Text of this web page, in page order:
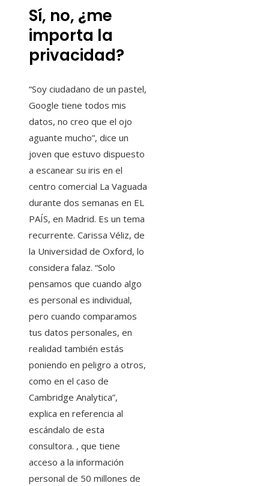
Sí, no, ¿me
importa la
privacidad?
“Soy ciudadano de un pastel,
Google tiene todos mis
datos, no creo que el ojo
aguante mucho”, dice un
joven que estuvo dispuesto
a escanear su iris en el
centro comercial La Vaguada
durante dos semanas en EL
PAÍS, en Madrid. Es un tema
recurrente. Carissa Véliz, de
la Universidad de Oxford, lo
considera falaz. “Solo
pensamos que cuando algo
es personal es individual,
pero cuando comparamos
tus datos personales, en
realidad también estás
poniendo en peligro a otros,
como en el caso de
Cambridge Analytica”,
explica en referencia al
escándalo de esta
consultora. , que tiene
acceso a la información
personal de 50 millones de